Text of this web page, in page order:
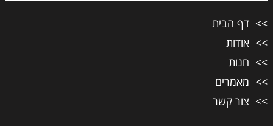
דף הבית
אודות
חנות
מאמרים
צור קשר